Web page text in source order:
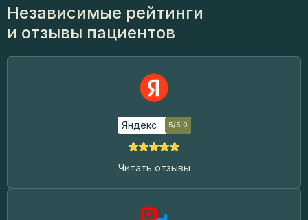
Независимые рейтинги
и отзывы пациентов
Яндекс 5/5.0
Читать отзывы